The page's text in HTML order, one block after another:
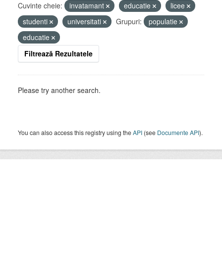
Cuvinte cheie: invatamant educatie
licee
studenti
universitati Grupuri:
populatie
educatie
Filtrează Rezultatele
Please try another search.
You can also access this registry using theAPI (see Documente API).